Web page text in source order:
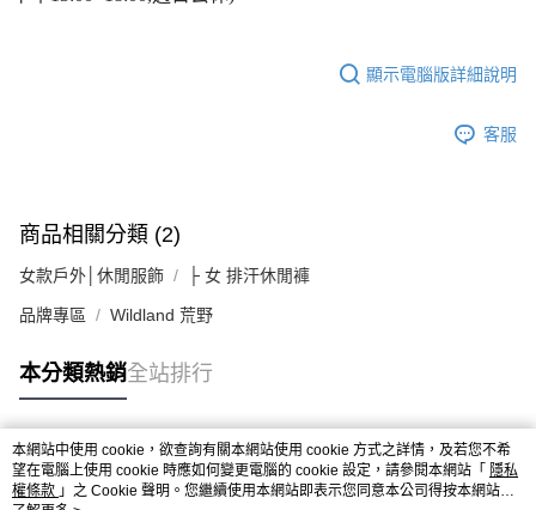
顯示電腦版詳細說明
客服
商品相關分類 (2)
女款戶外│休閒服飾 ├ 女 排汗休閒褲
品牌專區 Wildland 荒野
本分類熱銷全站排行
熱門標籤
本網站中使用 cookie，欲查詢有關本網站使用 cookie 方式之詳情，及若您不希
望在電腦上使用 cookie 時應如何變更電腦的 cookie 設定，請參閱本網站「 隱私
權條款 」之 Cookie 聲明。您繼續使用本網站即表示您同意本公司得按本網站使